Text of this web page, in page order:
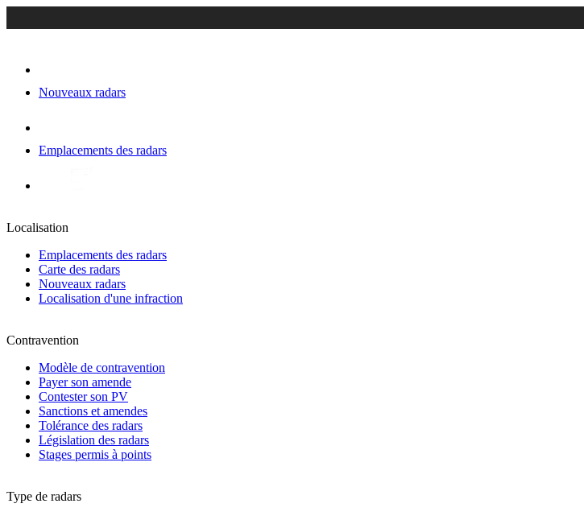
Nouveaux radars
Emplacements des radars
Localisation
Emplacements des radars
Carte des radars
Nouveaux radars
Localisation d'une infraction
Contravention
Modèle de contravention
Payer son amende
Contester son PV
Sanctions et amendes
Tolérance des radars
Législation des radars
Stages permis à points
Type de radars